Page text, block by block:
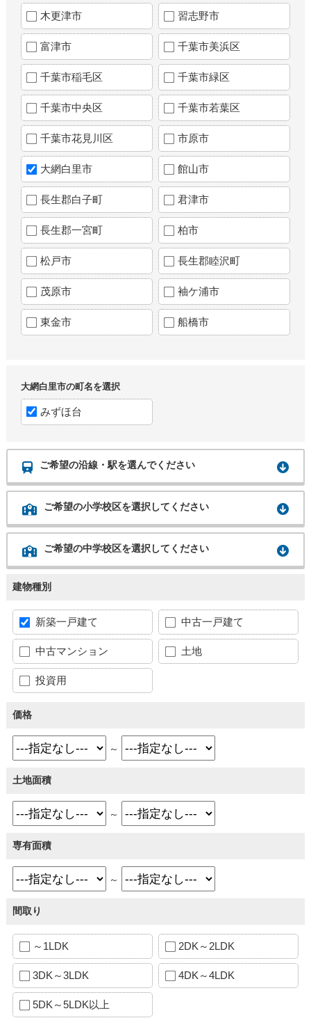
木更津市 習志野市
富津市 千葉市美浜区
千葉市稲毛区 千葉市緑区
千葉市中央区 千葉市若葉区
千葉市花見川区 市原市
大網白里市 館山市
長生郡白子町 君津市
長生郡一宮町 柏市
松戸市 長生郡睦沢町
茂原市 袖ケ浦市
東金市 船橋市
大網白里市の町名を選択
みずほ台
ご希望の沿線・駅を選んでください
ご希望の小学校区を選択してください
ご希望の中学校区を選択してください
建物種別
新築一戸建て 中古一戸建て
中古マンション 土地
投資用
価格
～
土地面積
～
専有面積
～
間取り
～1LDK 2DK～2LDK
3DK～3LDK 4DK～4LDK
5DK～5LDK以上